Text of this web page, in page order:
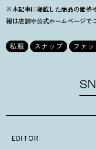
※本記事に掲載した商品の価格
報は店舗や公式ホームページで
私服 スナップ ファ
EDITOR